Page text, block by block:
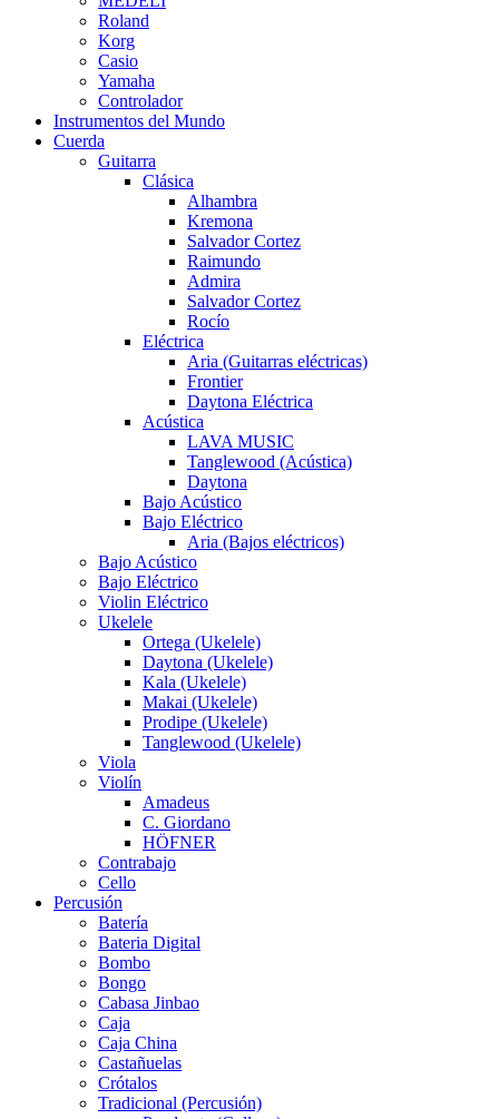
Roland
Korg
Casio
Yamaha
Controlador
Instrumentos del Mundo
Cuerda
Guitarra
Clásica
Alhambra
Kremona
Salvador Cortez
Raimundo
Admira
Salvador Cortez
Rocío
Eléctrica
Aria (Guitarras eléctricas)
Frontier
Daytona Eléctrica
Acústica
LAVA MUSIC
Tanglewood (Acústica)
Daytona
Bajo Acústico
Bajo Eléctrico
Aria (Bajos eléctricos)
Bajo Acústico
Bajo Eléctrico
Violin Eléctrico
Ukelele
Ortega (Ukelele)
Daytona (Ukelele)
Kala (Ukelele)
Makai (Ukelele)
Prodipe (Ukelele)
Tanglewood (Ukelele)
Viola
Violín
Amadeus
C. Giordano
HÖFNER
Contrabajo
Cello
Percusión
Batería
Bateria Digital
Bombo
Bongo
Cabasa Jinbao
Caja
Caja China
Castañuelas
Crótalos
Tradicional (Percusión)